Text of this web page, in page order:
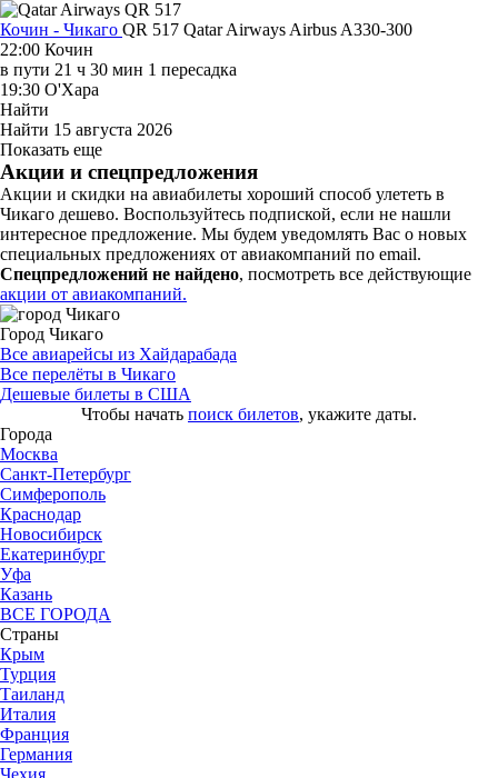
Кочин - Чикаго QR 517 Qatar Airways Airbus A330-300
22:00 Кочин
в пути 21 ч 30 мин 1 пересадка
19:30 О'Хара
Найти
Найти 15 августа 2026
Показать еще
Акции и спецпредложения
Акции и скидки на авиабилеты хороший способ улететь в
Чикаго дешево. Воспользуйтесь подпиской, если не нашли
интересное предложение. Мы будем уведомлять Вас о новых
специальных предложениях от авиакомпаний по email.
Спецпредложений не найдено, посмотреть все действующие
акции от авиакомпаний.
Город Чикаго
Все авиарейсы из Хайдарабада
Все перелёты в Чикаго
Дешевые билеты в США
Чтобы начать поиск билетов, укажите даты.
Города
Москва
Санкт-Петербург
Симферополь
Краснодар
Новосибирск
Екатеринбург
Уфа
Казань
ВСЕ ГОРОДА
Страны
Крым
Турция
Таиланд
Италия
Франция
Германия
Чехия